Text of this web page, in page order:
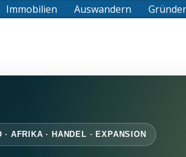
Immobilien Auswandern
AFRIKA · HANDEL · EXPANSION